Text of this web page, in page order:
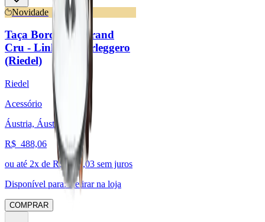
Novidade
Taça Bordeaux Grand
Cru - Linha Superleggero
(Riedel)
Riedel
Acessório
Áustria, Áustria
R$ 488,06
ou até 2x de R$ 244,03 sem juros
Disponível para: Retirar na loja
COMPRAR